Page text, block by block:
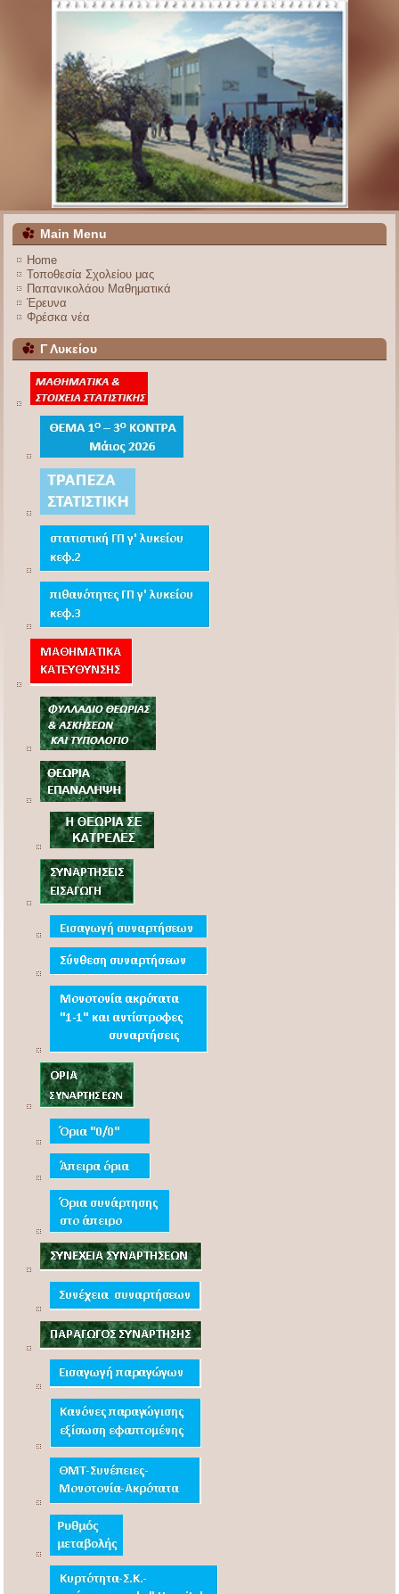
Main Menu
Home
Τοποθεσία Σχολείου μας
Παπανικολάου Μαθηματικά
Έρευνα
Φρέσκα νέα
Γ Λυκείου